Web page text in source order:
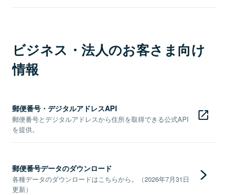
ビジネス・法人のお客さま向け
情報
郵便番号・デジタルアドレスAPI
郵便番号とデジタルアドレスから住所を取得できる公式API
を提供。
郵便番号データのダウンロード
各種データのダウンロードはこちらから。（2026年7月31日
更新）